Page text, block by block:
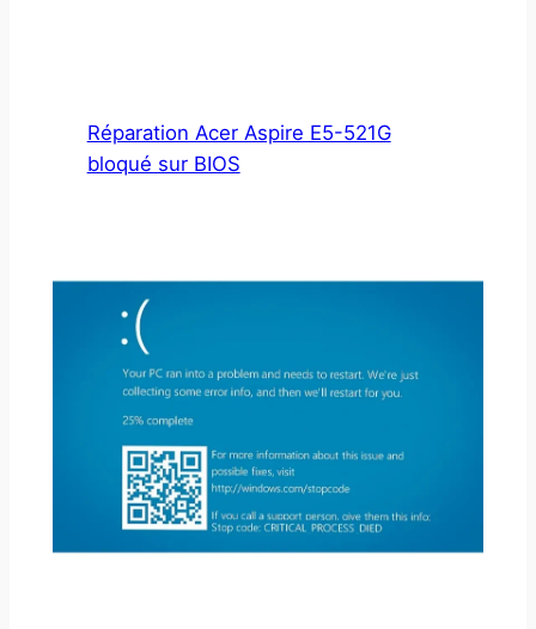
Réparation Acer Aspire E5-521G
bloqué sur BIOS